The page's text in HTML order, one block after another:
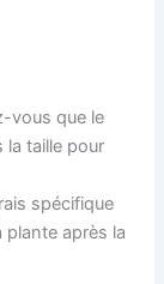
vous que le
la taille pour
spécifique
plante après la